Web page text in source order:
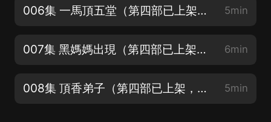
006集 一馬頂五堂（第四部已上架，純東北話沉浸式收聽，一集就上癮） 5min
007集 黑媽媽出現（第四部已上架，純東北話沉浸式收聽，一集就上癮） 6min
008集 頂香弟子（第四部已上架，純東北話沉浸式收聽，一集就上癮） 5min